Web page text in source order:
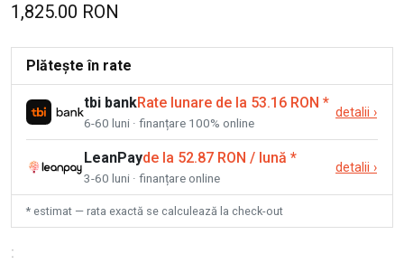
1,825.00 RON
Plătește în rate
tbi bankRate lunare de la 53.16 RON *
6-60 luni · finanțare 100% online
detalii ›
LeanPayde la 52.87 RON / lună *
3-60 luni · finanțare online
detalii ›
* estimat — rata exactă se calculează la check-out
: